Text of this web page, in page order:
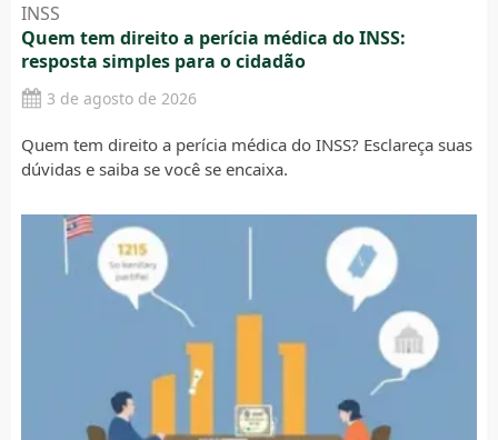
INSS
Quem tem direito a perícia médica do INSS:
resposta simples para o cidadão
3 de agosto de 2026
Quem tem direito a perícia médica do INSS? Esclareça suas
dúvidas e saiba se você se encaixa.